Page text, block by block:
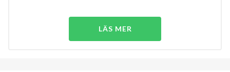
LÄS MER